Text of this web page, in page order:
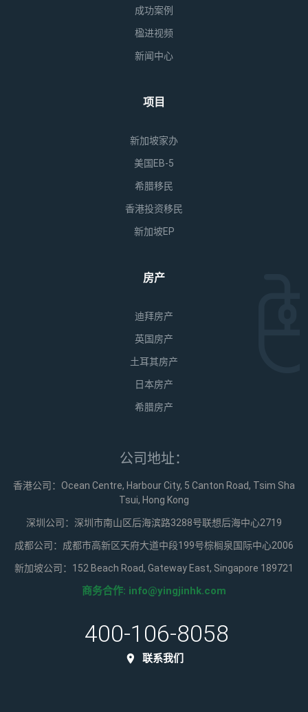
成功案例
楹进视频
新闻中心
项目
新加坡家办
美国EB-5
希腊移民
香港投资移民
新加坡EP
房产
迪拜房产
英国房产
土耳其房产
日本房产
希腊房产
公司地址：
香港公司：Ocean Centre, Harbour City, 5 Canton Road, Tsim Sha
Tsui, Hong Kong
深圳公司：深圳市南山区后海滨路3288号联想后海中心2719
成都公司：成都市高新区天府大道中段199号棕榈泉国际中心2006
新加坡公司：152 Beach Road, Gateway East, Singapore 189721
商务合作: info@yingjinhk.com
400-106-8058
联系我们